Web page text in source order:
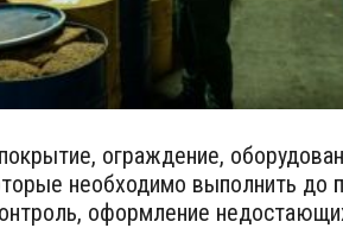
ограждение,
необходимо выполнить до
оформление